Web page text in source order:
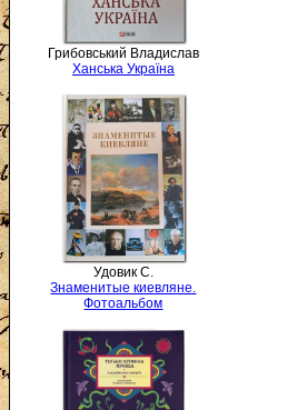
Грибовський Владислав
Ханська Україна
Удовик С.
Знаменитые киевляне.
Фотоальбом